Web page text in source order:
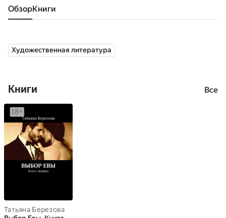
Обзор книги
Художественная литература
Книги Все
Татьяна Березова